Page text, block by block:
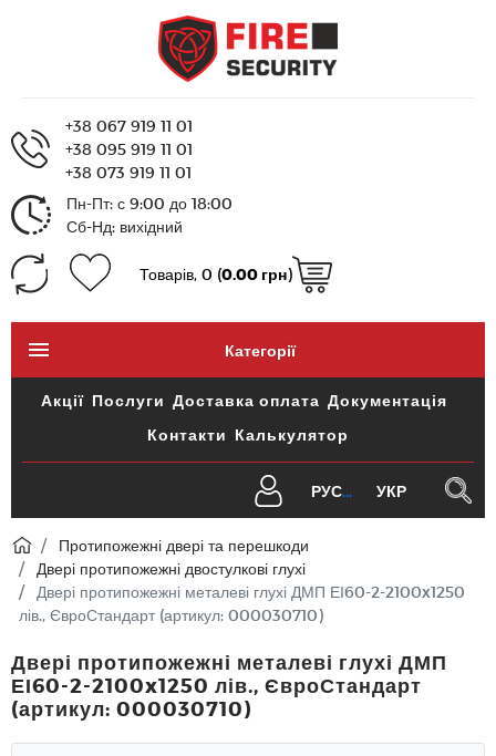
+38 067 919 11 01
+38 095 919 11 01
+38 073 919 11 01
Пн-Пт: с 9:00 до 18:00
Сб-Нд: вихідний
Товарів, 0 (0.00 грн)
Категорії
Акції Послуги Доставка оплата Документація
Контакти Калькулятор
РУС УКР
Протипожежні двері та перешкоди
Двері протипожежні двостулкові глухі
Двері протипожежні металеві глухі ДМП ЕІ60-2-2100x1250
лів., ЄвроСтандарт (артикул: 000030710)
Двері протипожежні металеві глухі ДМП
ЕІ60-2-2100x1250 лів., ЄвроСтандарт
(артикул: 000030710)